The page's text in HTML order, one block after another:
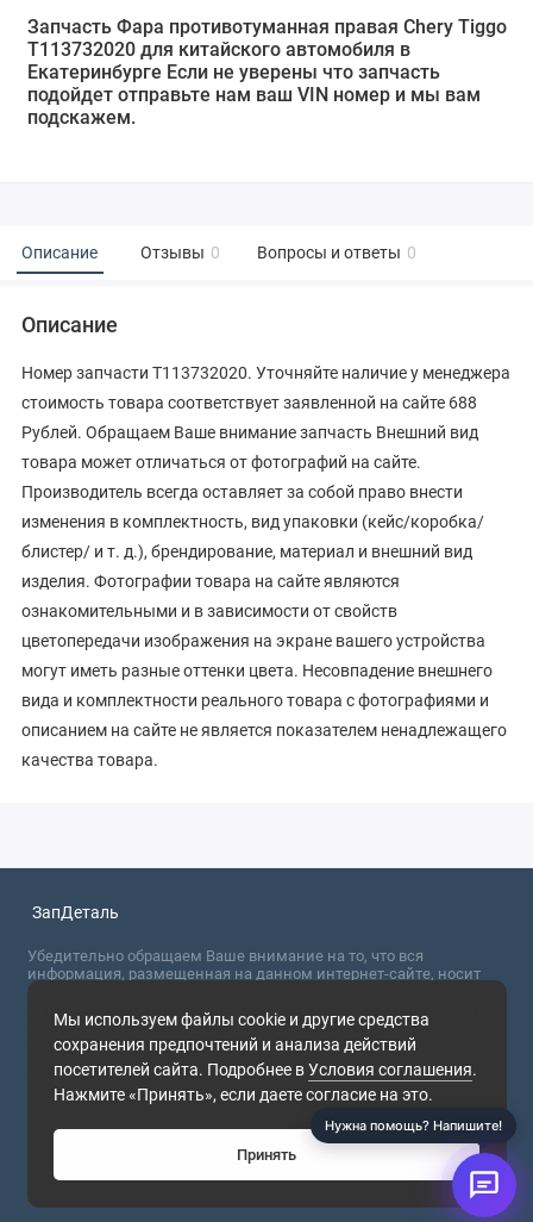
Запчасть Фара противотуманная правая Chery Тiggo
T113732020 для китайского автомобиля в
Екатеринбурге Если не уверены что запчасть
подойдет отправьте нам ваш VIN номер и мы вам
подскажем.
Описание Отзывы 0 Вопросы и ответы 0
Описание
Номер запчасти T113732020. Уточняйте наличие у менеджера
стоимость товара соответствует заявленной на сайте 688
Рублей. Обращаем Ваше внимание запчасть Внешний вид
товара может отличаться от фотографий на сайте.
Производитель всегда оставляет за собой право внести
изменения в комплектность, вид упаковки (кейс/коробка/
блистер/ и т. д.), брендирование, материал и внешний вид
изделия. Фотографии товара на сайте являются
ознакомительными и в зависимости от свойств
цветопередачи изображения на экране вашего устройства
могут иметь разные оттенки цвета. Несовпадение внешнего
вида и комплектности реального товара с фотографиями и
описанием на сайте не является показателем ненадлежащего
качества товара.
Мы используем файлы cookie и другие средства
сохранения предпочтений и анализа действий
посетителей сайта. Подробнее вУсловия соглашения.
Нажмите «Принять», если даете согласие на это.
Принять
ЗапДеталь
Убедительно обращаем Ваше внимание на то, что вся
информация, размещенная на данном интернет-сайте, носит
сугубо информационный характер и не являются публичной
офертой, определяемой положениями Статьи 437 (2) ГК РФ. Для
получения точной информации о стоимости товаров,
пожалуйста, обращайтесь в ближайший офис продаж.
2026
Нужна помощь? Напишите!